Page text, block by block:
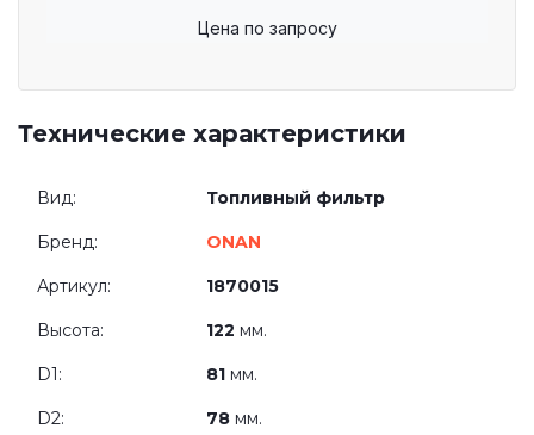
Цена по запросу
Технические характеристики
Вид: Топливный фильтр
Бренд: ONAN
Артикул: 1870015
Высота: 122 мм.
D1: 81 мм.
D2: 78 мм.